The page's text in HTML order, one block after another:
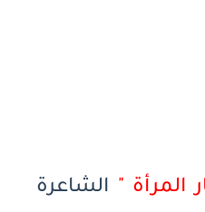
المرأة " الشاعرة